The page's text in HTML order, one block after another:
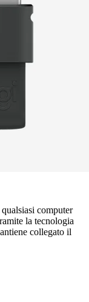
computer
la tecnologia
collegato il